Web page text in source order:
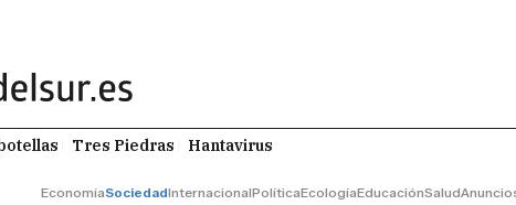
Tres Piedras Hantavirus
EconomíaSociedadInternacionalPolíticaEcologíaEducaciónSalud